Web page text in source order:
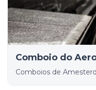
Comboio do
Comboios de